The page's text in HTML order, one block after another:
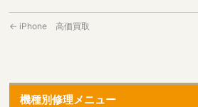
← iPhone 高価買取
機種別修理メニュー